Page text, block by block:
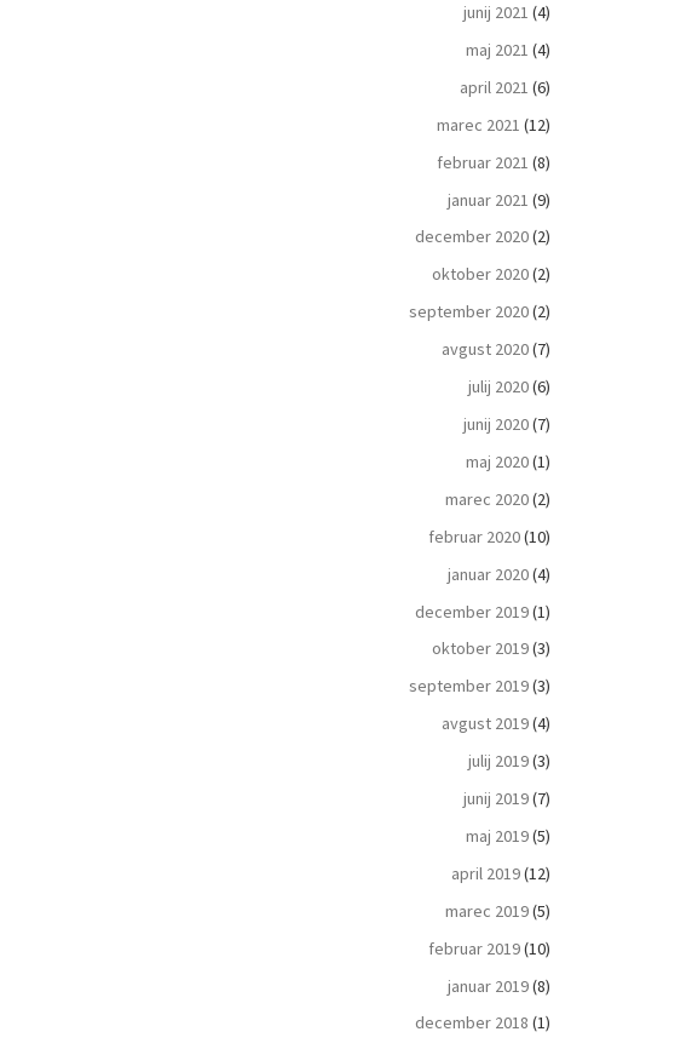
junij 2021 (4)
maj 2021 (4)
april 2021 (6)
marec 2021 (12)
februar 2021 (8)
januar 2021 (9)
december 2020(2)
oktober 2020(2)
september 2020(2)
avgust 2020(7)
julij 2020(6)
junij 2020(7)
maj 2020(1)
marec 2020(2)
februar 2020(10)
januar 2020(4)
december 2019(1)
oktober 2019(3)
september 2019(3)
avgust 2019(4)
julij 2019(3)
junij 2019(7)
maj 2019(5)
april 2019(12)
marec 2019(5)
februar 2019(10)
januar 2019(8)
december 2018 (1)